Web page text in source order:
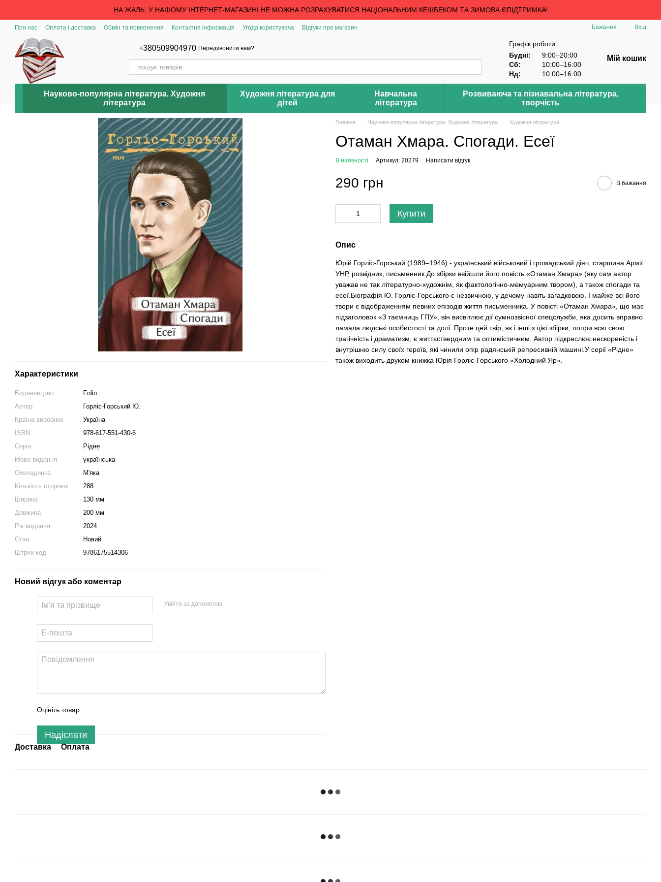
НА ЖАЛЬ, У НАШОМУ ІНТЕРНЕТ-МАГАЗИНІ НЕ МОЖНА РОЗРАХУВАТИСЯ НАЦІОНАЛЬНИМ КЕШБЕКОМ ТА ЗИМОВА ЄПІДТРИМКА!
Про нас Оплата і доставка Обмін та повернення Контактна інформація Угода користувача Відгуки про магазин Бажання Вхід
+380509904970 Передзвонити вам?
Графік роботи:
Будні:
9:00–20:00
Сб:
10:00–16:00
Нд:
10:00–16:00
Мій кошик
Науково-популярна література. Художня
література
Художня література для
дітей
Навчальна
література
Розвиваюча та пізнавальна література,
творчість
Характеристики
Видавництво
Folio
Автор
Горліс-Горський Ю.
Країна виробник
Україна
ISBN
978-617-551-430-6
Серія
Рідне
Мова видання
українська
Обкладинка
М'яка
Кількість сторінок
288
Ширина
130 мм
Довжина
200 мм
Рік видання
2024
Стан
Новий
Штрих код
9786175514306
Новий відгук або коментар
Увійти за допомогою
Оцініть товар
Надіслати
Доставка Оплата
Головна Науково-популярна література. Художня література Художня література
Отаман Хмара. Спогади. Есеї
В наявності Артикул: 20279 Написати відгук
290 грн В бажання
Купити
Опис
Юрій Горліс-Горський (1989–1946) - український військовий і громадський діяч, старшина Армії
УНР, розвідник, письменник.До збірки ввійшли його повість «Отаман Хмара» (яку сам автор
уважав не так літературно-художнім, як фактологічно-мемуарним твором), а також спогади та
есеї.Біографія Ю. Горліс-Горського є незвичною, у дечому навіть загадковою. І майже всі його
твори є відображенням певних епізодів життя письменника. У повісті «Отаман Хмара», що має
підзаголовок «З таємниць ГПУ», він висвітлює дії сумнозвісної спецслужби, яка досить вправно
ламала людські особистості та долі. Проте цей твір, як і інші з цієї збірки, попри всю свою
трагічність і драматизм, є життєствердним та оптимістичним. Автор підкреслює нескореність і
внутрішню силу своїх героїв, які чинили опір радянській репресивній машині.У серії «Рідне»
також виходить друком книжка Юрія Горліс-Горського «Холодний Яр».